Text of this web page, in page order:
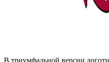
В триумфальной версии